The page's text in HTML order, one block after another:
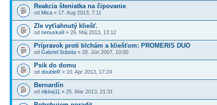
Reakcia šteniatka na čipovanie
od Mica » 17. Aug 2013, 7:11
Zle vyťiahnutý kliešť.
od nenuska9 » 26. Máj 2013, 13:12
Prípravok proti blchám a kliešťom: PROMERIS DUO
od Gabriel Sobota » 28. Jún 2007, 10:00
Psik do domu
od doubleR » 10. Apr 2013, 17:24
Bernardín
od nikina11 » 25. Mar 2013, 21:31